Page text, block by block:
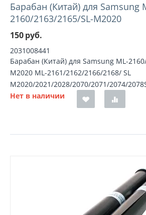
Барабан (Китай) для Samsung
2160/2163/2165/SL-M2020
150руб.
2031008441
Барабан (Китай) для Samsung ML-
M2020 ML-2161/2162/2166/2168/ SL
M2020/2021/2028/2070/2071/2074/
Нет в наличии